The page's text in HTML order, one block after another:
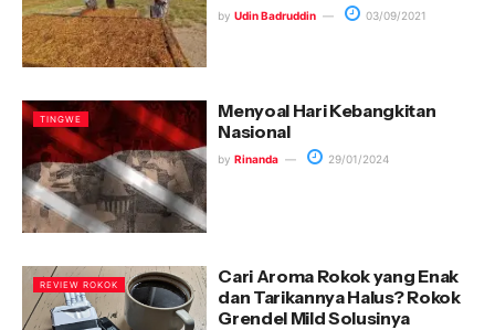
by Udin Badruddin 03/09/2021
TINGWE
Menyoal Hari Kebangkitan
Nasional
by Rinanda 29/01/2024
REVIEW ROKOK
Cari Aroma Rokok yang Enak
dan Tarikannya Halus? Rokok
Grendel Mild Solusinya